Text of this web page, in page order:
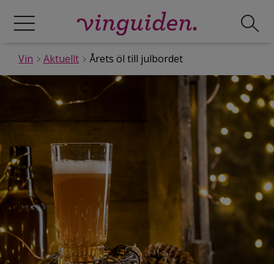
Vin Aktuellt Årets öl till julbordet